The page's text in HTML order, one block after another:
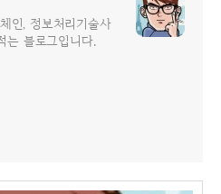
인, 정보처리기술사
는 블로그입니다.